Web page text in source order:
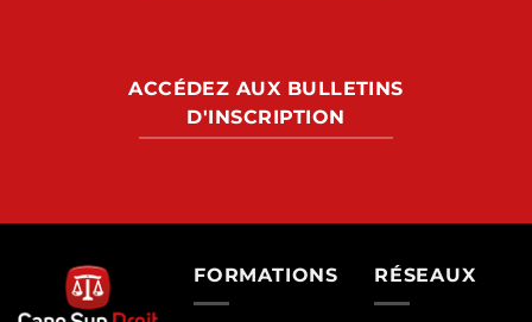
ACCÉDEZ AUX BULLETINS
D'INSCRIPTION
FORMATIONS RÉSEAUX